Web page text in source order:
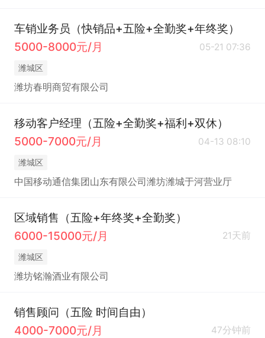
车销业务员（快销品+五险+全勤奖+年终奖）
5000-8000元/月
05-21 07:36
潍城区
潍坊春明商贸有限公司
移动客户经理（五险+全勤奖+福利+双休）
5000-7000元/月
04-13 08:10
潍城区
中国移动通信集团山东有限公司潍坊潍城于河营业厅
区域销售（五险+年终奖+全勤奖）
6000-15000元/月
21天前
潍城区
潍坊铭瀚酒业有限公司
销售顾问（五险 时间自由）
4000-7000元/月
47分钟前